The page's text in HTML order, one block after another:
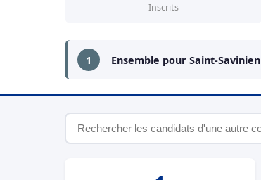
Inscrits
1 Ensemble pour Saint-Savinien